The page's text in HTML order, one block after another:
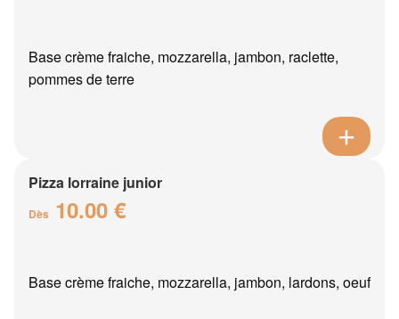
Base crème fraiche, mozzarella, jambon, raclette,
pommes de terre
Pizza lorraine junior
Dès 10.00 €
Base crème fraiche, mozzarella, jambon, lardons, oeuf